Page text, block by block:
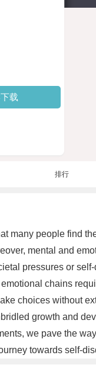
载
排行
many people find
mental and
pressures or
chains
choices without
growth and
we pave the
towards self-